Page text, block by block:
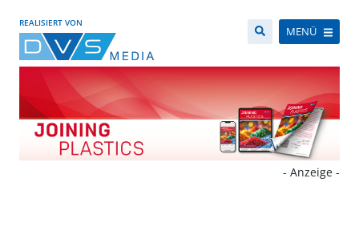
REALISIERT VON
MENÜ
- Anzeige -